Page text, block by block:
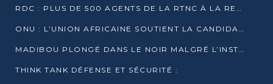
RDC : PLUS DE 500 AGENTS DE LA RTNC À LA RETRAITE, UNE PAGE SE TOURNE
ONU : L’UNION AFRICAINE SOUTIENT LA CANDIDATURE DE MACKY SALL
MADIBOU PLONGÉ DANS LE NOIR MALGRÉ L’INSTALLATION D’UN NOUVEAU TRANSFORMATEUR
THINK TANK DÉFENSE ET SÉCURITÉ :